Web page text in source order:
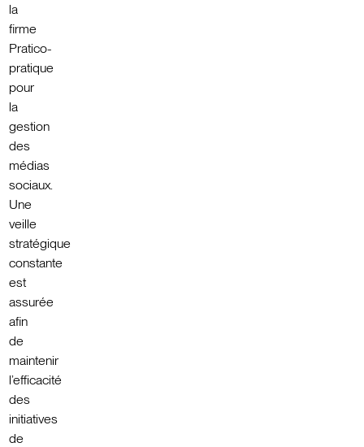
la
firme
Pratico-
pratique
pour
la
gestion
des
médias
sociaux.
Une
veille
stratégique
constante
est
assurée
afin
de
maintenir
l’efficacité
des
initiatives
de